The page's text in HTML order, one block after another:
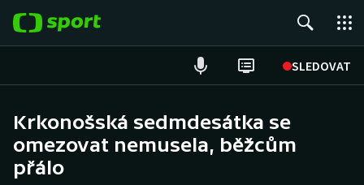
SLEDOVAT
Hokej
Krkonošská sedmdesátka se
omezovat nemusela, běžcům
přálo